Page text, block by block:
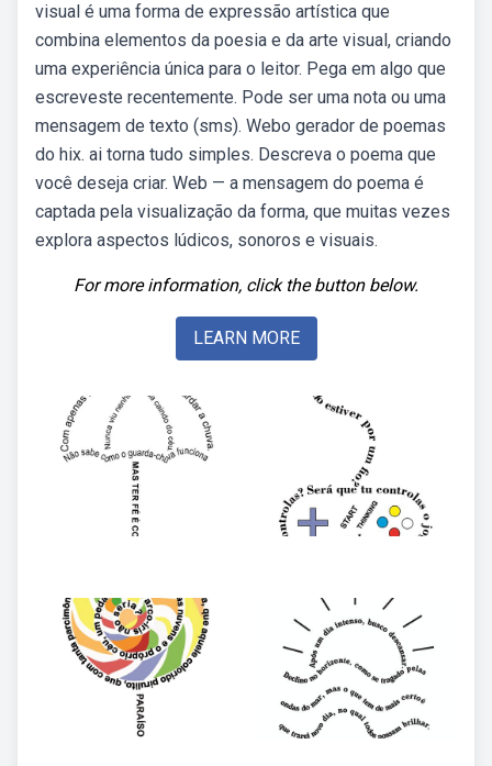
visual é uma forma de expressão artística que
combina elementos da poesia e da arte visual, criando
uma experiência única para o leitor. Pega em algo que
escreveste recentemente. Pode ser uma nota ou uma
mensagem de texto (sms). Webo gerador de poemas
do hix. ai torna tudo simples. Descreva o poema que
você deseja criar. Web — a mensagem do poema é
captada pela visualização da forma, que muitas vezes
explora aspectos lúdicos, sonoros e visuais.
For more information, click the button below.
LEARN MORE